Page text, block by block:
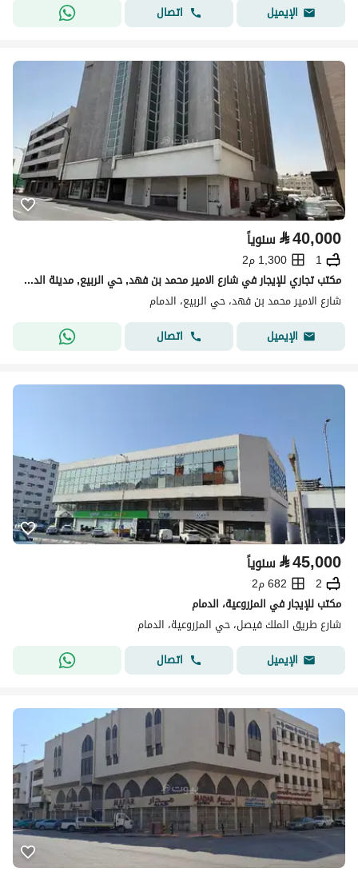
الإيميل
اتصال
⃁40,000 سنوياً
1
1,300 م2
مكتب تجاري للإيجار في شارع الامير محمد بن فهد, حي الربيع, مدينة الدمام
شارع الامير محمد بن فهد، حي الربيع، الدمام
الإيميل
اتصال
⃁45,000 سنوياً
2
682 م2
مكتب للإيجار في المزروعية، الدمام
شارع طريق الملك فيصل، حي المزروعية، الدمام
الإيميل
اتصال